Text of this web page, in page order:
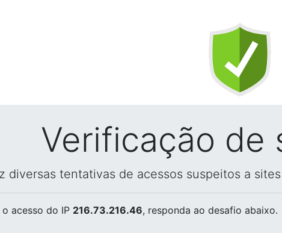
Verificação de
diversas tentativas de acessos suspeitos a
acesso do IP 216.73.216.46, responda ao desafio abaixo.